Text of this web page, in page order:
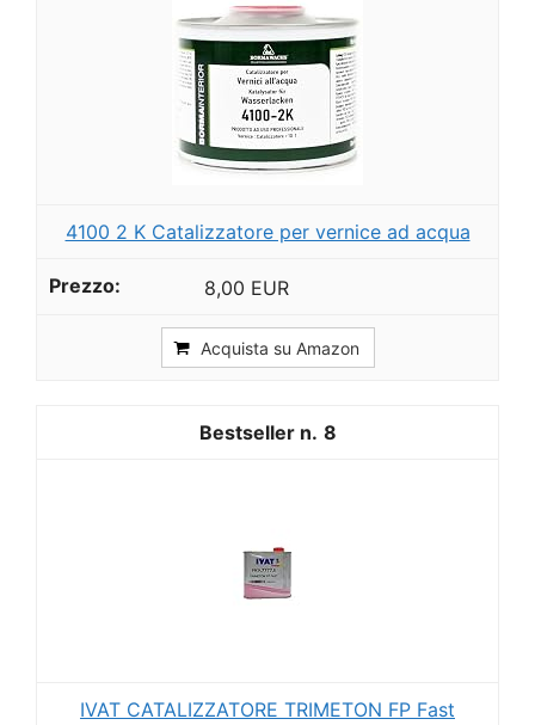
4100 2 K Catalizzatore per vernice ad acqua
8,00 EUR
Acquista su Amazon
8
IVAT CATALIZZATORE TRIMETON FP Fast